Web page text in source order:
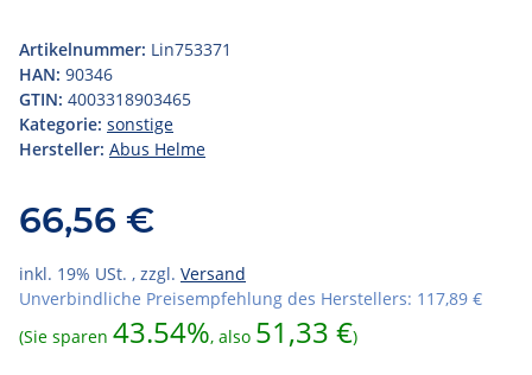
Artikelnummer: Lin753371
HAN: 90346
GTIN: 4003318903465
Kategorie: sonstige
Hersteller: Abus Helme
66,56 €
inkl. 19% USt. , zzgl. Versand
Unverbindliche Preisempfehlung des Herstellers: 117,89 €
(Sie sparen 43.54%, also 51,33 €)